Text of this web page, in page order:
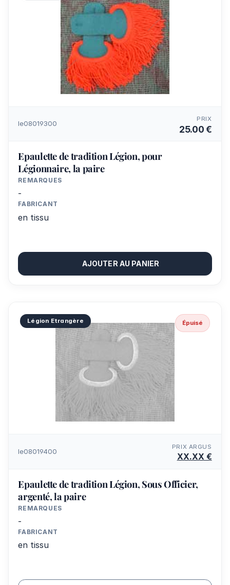
le08019300
PRIX
25.00 €
Epaulette de tradition Légion, pour
Légionnaire, la paire
REMARQUES
-
FABRICANT
en tissu
AJOUTER AU PANIER
Légion Etrangère Épuisé
le08019400
PRIX ARGUS
XX.XX €
Epaulette de tradition Légion, Sous Officier,
argenté, la paire
REMARQUES
-
FABRICANT
en tissu